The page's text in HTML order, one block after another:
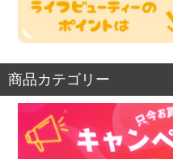
商品カテゴリー